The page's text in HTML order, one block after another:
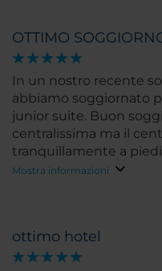
OTTIMO
In un nostro recente
abbiamo soggiornato
junior suite. Buon
centralissima ma il
tranquillamente a
professionalità e
un Ottimo Soggiorno.
vogliamo trovare un
Bilbao la colazione è
Mostra informazioni
ottimo hotel